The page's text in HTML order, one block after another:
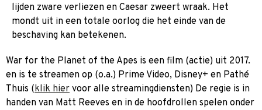
lijden zware verliezen en Caesar zweert wraak. Het
mondt uit in een totale oorlog die het einde van de
beschaving kan betekenen.
War for the Planet of the Apes is een film (actie) uit 2017.
en is te streamen op (o.a.) Prime Video, Disney+ en Pathé
Thuis (klik hier voor alle streamingdiensten) De regie is in
handen van Matt Reeves en in de hoofdrollen spelen onder